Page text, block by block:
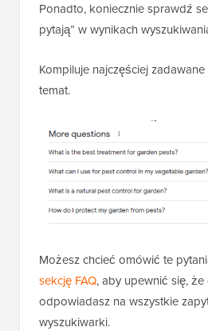
Ponadto, koniecznie sprawdź
pytają” w wynikach
Kompiluje najczęściej
temat.
Możesz chcieć omówić te
sekcję FAQ, aby upewnić się, że
odpowiadasz na wszystkie
wyszukiwarki.